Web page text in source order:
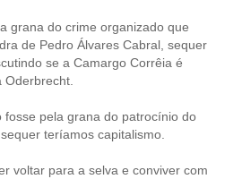
grana do crime organizado que
de Pedro Álvares Cabral, sequer
se a Camargo Corrêia é
Oderbrecht.
fosse pela grana do patrocínio do
teríamos capitalismo.
voltar para a selva e conviver com